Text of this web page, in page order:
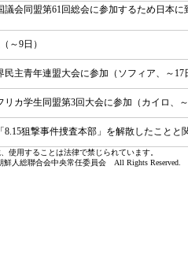
会同盟第61回総会に参加するため日本に
～9日）
主青年連盟大会に参加（ソフィア、～17
カ学生同盟第3回大会に参加（カイロ、
狙撃事件捜査本部」を解散したことと
使用することは法律で禁じられています。
鮮人総聯合会中央常任委員会 All Rights Reserved.